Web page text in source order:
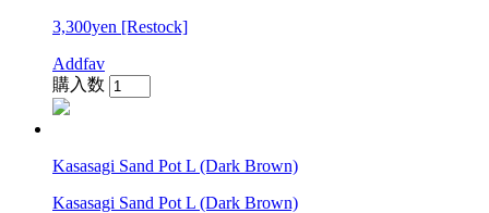
3,300yen [Restock]
Addfav
購入数
Kasasagi Sand Pot L (Dark Brown)
Kasasagi Sand Pot L (Dark Brown)